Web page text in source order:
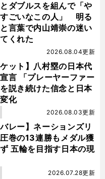
ダブルスを組んで「や
ごいなこの人」 明る
言葉で内山靖崇の迷い
くれた
ケット】八村塁の日本代
言 「プレーヤーファー
説き続けた信念と日本
化
2026.08.04更新
バレー】ネーションズリ
巻の13連勝もメダル獲
五輪を目指す日本の現
2026.08.03更新
2026.07.28更新